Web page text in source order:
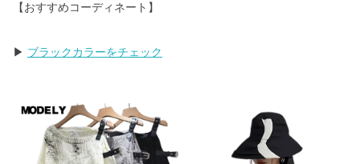
【おすすめコーディネート】
▶ ブラックカラーをチェック